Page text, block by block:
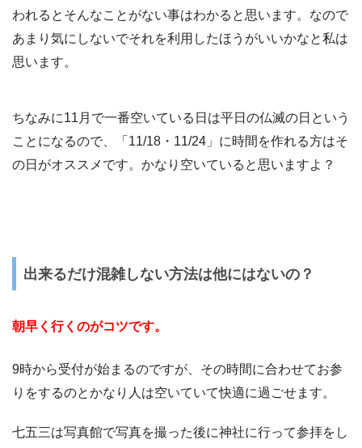
われるとそんなことがない事はわかると思います。なので
あまり気にしないでそれを利用したほうがいいかなと私は
思います。
ちなみに11月で一番空いている日は平日の仏滅の日という
ことになるので、「11/18・11/24」に時間を作れる方はそ
の日がオススメです。かなり空いていると思いますよ？
出来るだけ混雑しない方法は他にはないの？
朝早く行くのがコツです。
9時から受付が始まるのですが、その時間に合わせてお参
りをするのとかなり人は空いていて快適に過ごせます。
七五三は写真館で写真を撮った後に神社に行って参拝をし